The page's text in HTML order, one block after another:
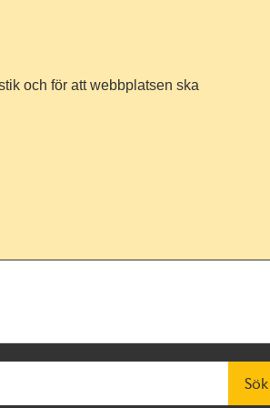
och för att webbplatsen ska
Sök